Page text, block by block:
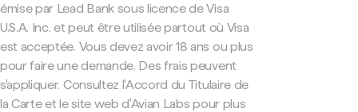
émise par Lead Bank sous licence de Visa
U.S.A. Inc. et peut être utilisée partout où Visa
est acceptée. Vous devez avoir 18 ans ou plus
pour faire une demande. Des frais peuvent
s'appliquer. Consultez l'Accord du Titulaire de
la Carte et le site web d'Avian Labs pour plus